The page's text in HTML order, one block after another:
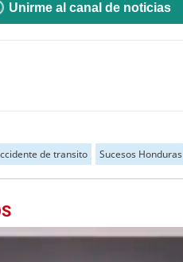
Unirme al canal de noticias
de transito Sucesos Honduras